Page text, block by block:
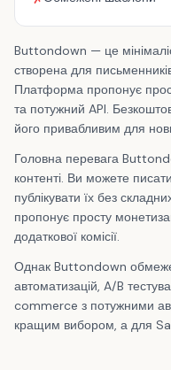
Buttondown — це
створена для
Платформа пропонує
та потужний API.
його привабливим для
Головна перевага
контенті. Ви можете
публікувати їх без
пропонує просту
додаткової комісії.
Однак Buttondown
автоматизацій, A/B
commerce з потужними
кращим вибором, а для